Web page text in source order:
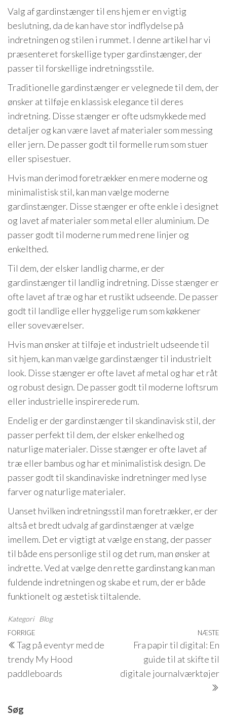
Valg af gardinstænger til ens hjem er en vigtig
beslutning, da de kan have stor indflydelse på
indretningen og stilen i rummet. I denne artikel har vi
præsenteret forskellige typer gardinstænger, der
passer til forskellige indretningsstile.
Traditionelle gardinstænger er velegnede til dem, der
ønsker at tilføje en klassisk elegance til deres
indretning. Disse stænger er ofte udsmykkede med
detaljer og kan være lavet af materialer som messing
eller jern. De passer godt til formelle rum som stuer
eller spisestuer.
Hvis man derimod foretrækker en mere moderne og
minimalistisk stil, kan man vælge moderne
gardinstænger. Disse stænger er ofte enkle i designet
og lavet af materialer som metal eller aluminium. De
passer godt til moderne rum med rene linjer og
enkelthed.
Til dem, der elsker landlig charme, er der
gardinstænger til landlig indretning. Disse stænger er
ofte lavet af træ og har et rustikt udseende. De passer
godt til landlige eller hyggelige rum som køkkener
eller soveværelser.
Hvis man ønsker at tilføje et industrielt udseende til
sit hjem, kan man vælge gardinstænger til industrielt
look. Disse stænger er ofte lavet af metal og har et råt
og robust design. De passer godt til moderne loftsrum
eller industrielle inspirerede rum.
Endelig er der gardinstænger til skandinavisk stil, der
passer perfekt til dem, der elsker enkelhed og
naturlige materialer. Disse stænger er ofte lavet af
træ eller bambus og har et minimalistisk design. De
passer godt til skandinaviske indretninger med lyse
farver og naturlige materialer.
Uanset hvilken indretningsstil man foretrækker, er der
altså et bredt udvalg af gardinstænger at vælge
imellem. Det er vigtigt at vælge en stang, der passer
til både ens personlige stil og det rum, man ønsker at
indrette. Ved at vælge den rette gardinstang kan man
fuldende indretningen og skabe et rum, der er både
funktionelt og æstetisk tiltalende.
Kategori Blog
Indlægsnavigation
Forrige
indlæg
FORRIGE
Tag på eventyr med de
trendy My Hood
paddleboards
NÆSTE
Fra papir til digital: En
guide til at skifte til
digitale journalværktøjer
Søg